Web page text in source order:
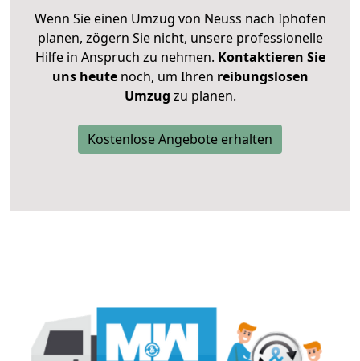
Wenn Sie einen Umzug von Neuss nach Iphofen
planen, zögern Sie nicht, unsere professionelle
Hilfe in Anspruch zu nehmen. Kontaktieren Sie
uns heutenoch, um Ihren reibungslosen
Umzug zu planen.
Kostenlose Angebote erhalten